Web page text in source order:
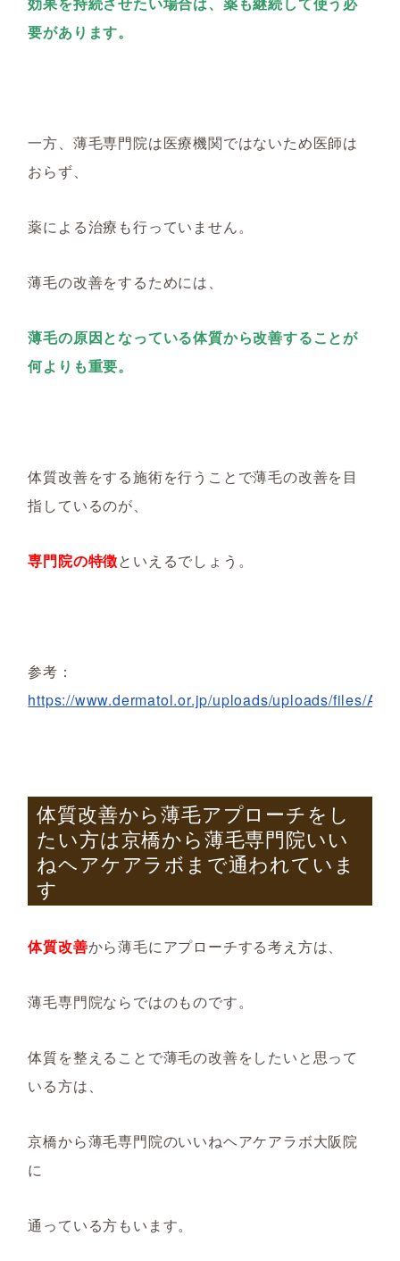
要があります。
一方、薄毛専門院は医療機関ではないため医師は
おらず、
薬による治療も行っていません。
薄毛の改善をするためには、
薄毛の原因となっている体質から改善することが
何よりも重要。
体質改善をする施術を行うことで薄毛の改善を目
指しているのが、
専門院の特徴といえるでしょう。
参考：
https://www.dermatol.or.jp/uploads/uploads/files/
体質改善から薄毛アプローチをし
たい方は京橋から薄毛専門院いい
ねヘアケアラボまで通われていま
す
体質改善から薄毛にアプローチする考え方は、
薄毛専門院ならではのものです。
体質を整えることで薄毛の改善をしたいと思って
いる方は、
京橋から薄毛専門院のいいねヘアケアラボ大阪院
に
通っている方もいます。